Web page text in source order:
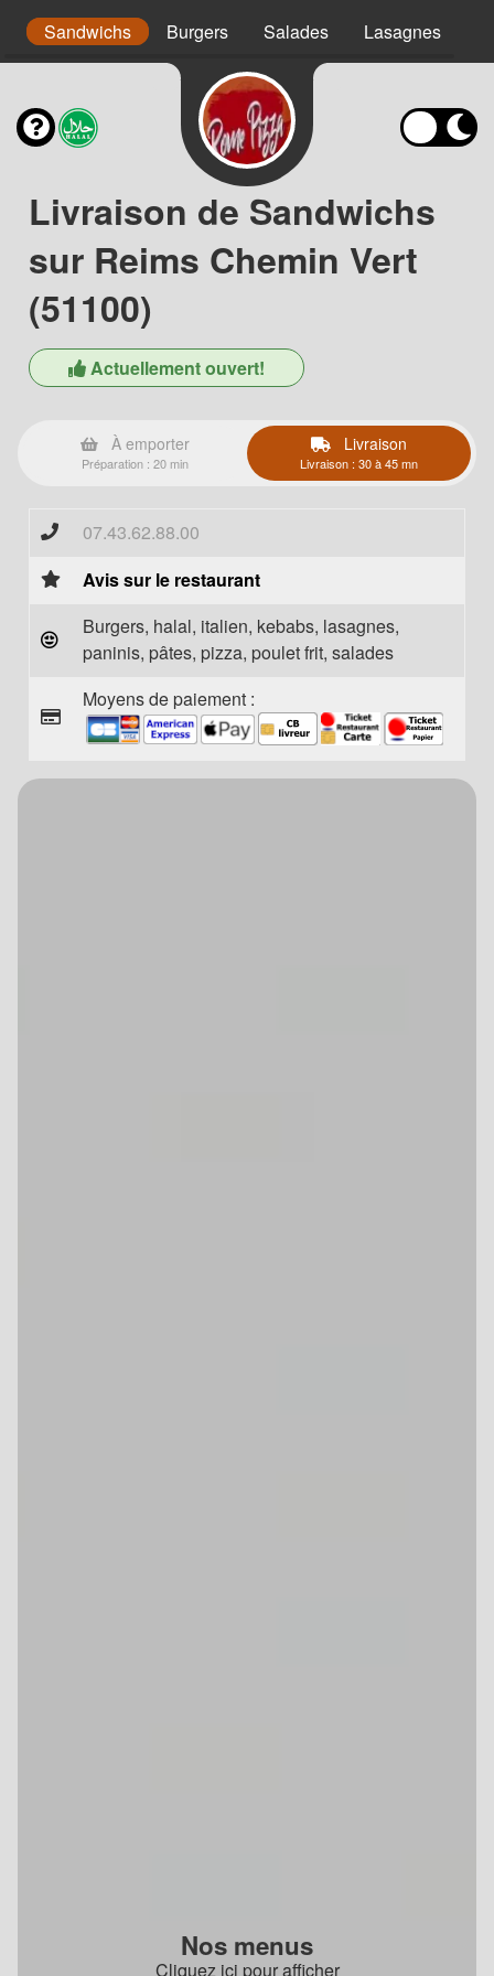
Sandwichs Burgers Salades Lasagnes
Livraison de Sandwichs
sur Reims Chemin Vert
(51100)
Actuellement ouvert!
À emporter
Préparation : 20 min
Livraison
Livraison : 30 à 45 mn
07.43.62.88.00
Avis sur le restaurant
Burgers, halal, italien, kebabs, lasagnes,
paninis, pâtes, pizza, poulet frit, salades
Moyens de paiement :
Nos menus
Cliquez ici pour afficher